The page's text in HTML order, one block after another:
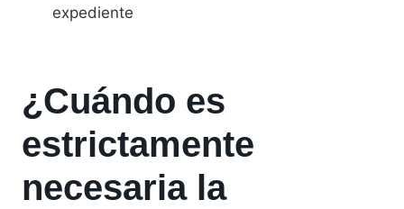
expediente
¿Cuándo es
estrictamente
necesaria la